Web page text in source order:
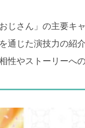
じさん」の主要キ
通じた演技力の紹介
性やストーリーへ